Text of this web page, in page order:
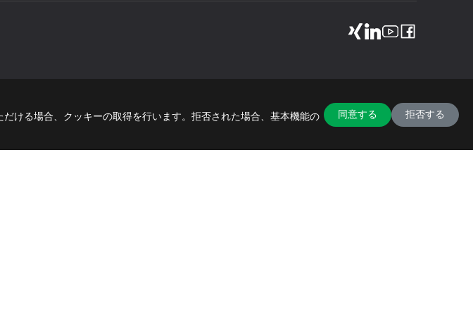
ける場合、クッキーの取得を行います。拒否された場合、基本機能の
同意する 拒否する